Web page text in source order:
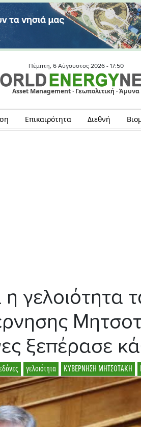
Πέμπτη, 6 Αύγουστος 2026 - 17:50
Asset Management · Γεωπολιτική · Άμυνα
Επικαιρότητα Διεθνή
γελοιότητα
ξεπέρασε
ΚΥΒΕΡΝΗΣΗ ΜΗΤΣΟΤΑΚΗ
γελοιότητα